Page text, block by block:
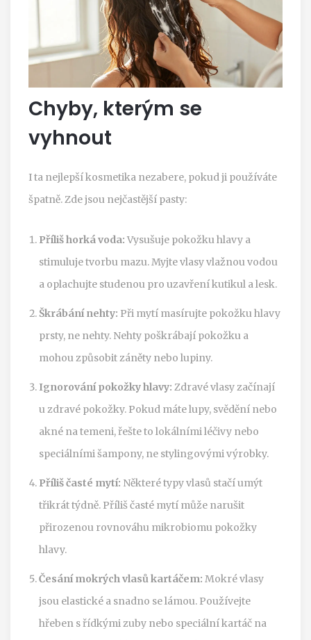
Chyby, kterým se
vyhnout
I ta nejlepší kosmetika nezabere, pokud ji používáte
špatně. Zde jsou nejčastější pasty:
Příliš horká voda: Vysušuje pokožku hlavy a
stimuluje tvorbu mazu. Myjte vlasy vlažnou vodou
a oplachujte studenou pro uzavření kutikul a lesk.
Škrábání nehty: Při mytí masírujte pokožku hlavy
prsty, ne nehty. Nehty poškrábají pokožku a
mohou způsobit záněty nebo lupiny.
Ignorování pokožky hlavy: Zdravé vlasy začínají
u zdravé pokožky. Pokud máte lupy, svědění nebo
akné na temeni, řešte to lokálními léčivy nebo
speciálními šampony, ne stylingovými výrobky.
Příliš časté mytí: Některé typy vlasů stačí umýt
třikrát týdně. Příliš časté mytí může narušit
přirozenou rovnováhu mikrobiomu pokožky
hlavy.
Česání mokrých vlasů kartáčem: Mokré vlasy
jsou elastické a snadno se lámou. Používejte
hřeben s řídkými zuby nebo speciální kartáč na